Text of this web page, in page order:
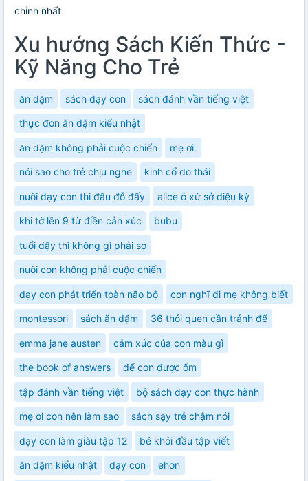
chỉnh nhất
Xu hướng Sách Kiến Thức -
Kỹ Năng Cho Trẻ
ăn dặm sách dạy con sách đánh vần tiếng việt
thực đơn ăn dặm kiểu nhật
ăn dặm không phải cuộc chiến mẹ ơi.
nói sao cho trẻ chịu nghe kinh cổ do thái
nuôi dạy con thi đâu đỗ đấy alice ở xứ sở diệu kỳ
khi tớ lên 9 từ điền cản xúc bubu
tuổi dậy thì không gì phải sợ
nuôi con không phải cuộc chiến
dạy con phát triển toàn não bộ con nghĩ đi mẹ không biết
montessori sách ăn dặm 36 thói quen cần tránh để
emma jane austen cảm xúc của con màu gì
the book of answers để con được ốm
tập đánh vần tiếng việt bộ sách dạy con thực hành
mẹ ơi con nên làm sao sách sạy trẻ chậm nói
dạy con làm giàu tập 12 bé khởi đầu tập viết
ăn dặm kiểu nhật dạy con ehon